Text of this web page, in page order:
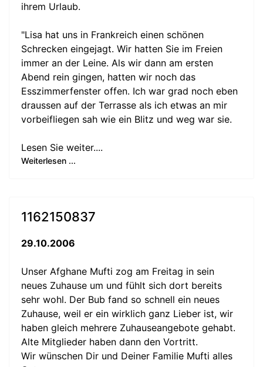
ihrem Urlaub.
"Lisa hat uns in Frankreich einen schönen
Schrecken eingejagt. Wir hatten Sie im Freien
immer an der Leine. Als wir dann am ersten
Abend rein gingen, hatten wir noch das
Esszimmerfenster offen. Ich war grad noch eben
draussen auf der Terrasse als ich etwas an mir
vorbeifliegen sah wie ein Blitz und weg war sie.
Lesen Sie weiter....
Weiterlesen ...
1162150837
29.10.2006
Unser Afghane Mufti zog am Freitag in sein
neues Zuhause um und fühlt sich dort bereits
sehr wohl. Der Bub fand so schnell ein neues
Zuhause, weil er ein wirklich ganz Lieber ist, wir
haben gleich mehrere Zuhauseangebote gehabt.
Alte Mitglieder haben dann den Vortritt.
Wir wünschen Dir und Deiner Familie Mufti alles